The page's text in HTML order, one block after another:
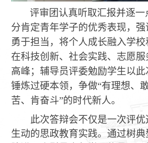
评审团认真听取汇报并逐一
分肯定青年学子的优秀表现，
勇于担当 ，将个人成长融入学校
在科技创新、社会实践、志愿
高峰；辅导员评委勉励学生以此
锤炼过硬本领，争做“有理想、
苦、肯奋斗”的时代新人。
此次答辩会不仅是一次评
生动的思政教育实践。通过树